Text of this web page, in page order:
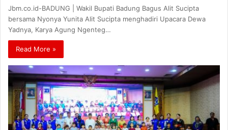
Jbm.co.id-BADUNG | Wakil Bupati Badung Bagus Alit Sucipta
bersama Nyonya Yunita Alit Sucipta menghadiri Upacara Dewa
Yadnya, Karya Agung Ngenteg…
Read More »